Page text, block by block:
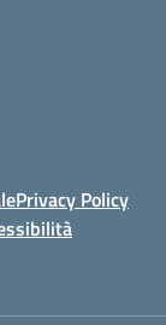
Privacy Policy